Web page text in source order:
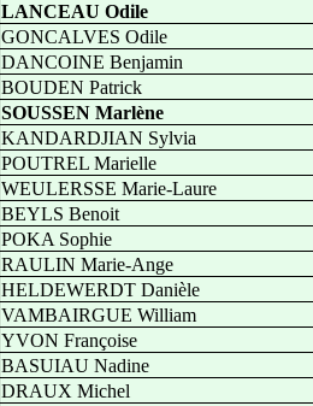
LANCEAU Odile
GONCALVES Odile
DANCOINE Benjamin
BOUDEN Patrick
SOUSSEN Marlène
KANDARDJIAN Sylvia
POUTREL Marielle
WEULERSSE Marie-Laure
BEYLS Benoit
POKA Sophie
RAULIN Marie-Ange
HELDEWERDT Danièle
VAMBAIRGUE William
YVON Françoise
BASUIAU Nadine
DRAUX Michel